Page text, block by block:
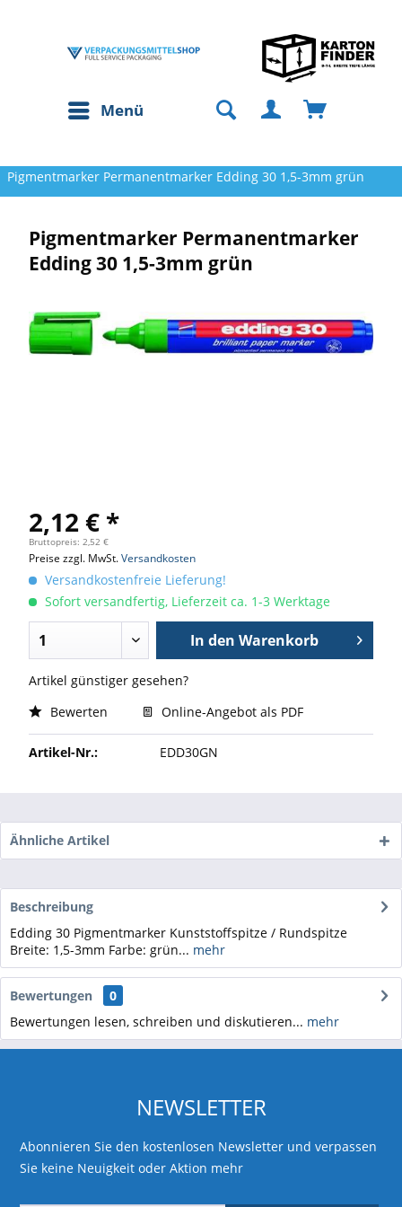
Menü
Pigmentmarker Permanentmarker Edding 30 1,5-3mm grün
Pigmentmarker Permanentmarker
Edding 30 1,5-3mm grün
2,12 € *
Bruttopreis: 2,52 €
Preise zzgl. MwSt.Versandkosten
Versandkostenfreie Lieferung!
Sofort versandfertig, Lieferzeit ca. 1-3 Werktage
In den Warenkorb
Artikel günstiger gesehen?
Bewerten
Online-Angebot als PDF
Artikel-Nr.: EDD30GN
Ähnliche Artikel
Beschreibung
Edding 30 Pigmentmarker Kunststoffspitze / Rundspitze
Breite: 1,5-3mm Farbe: grün... mehr
Bewertungen
0
Bewertungen lesen, schreiben und diskutieren... mehr
NEWSLETTER
Abonnieren Sie den kostenlosen Newsletter und verpassen
Sie keine Neuigkeit oder Aktion mehr